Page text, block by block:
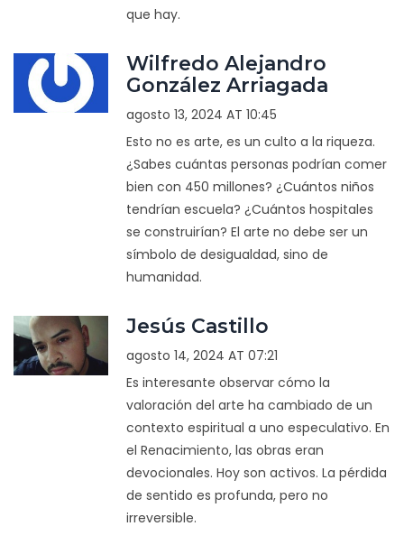
que hay.
Wilfredo Alejandro
González Arriagada
agosto 13, 2024 AT 10:45
Esto no es arte, es un culto a la riqueza.
¿Sabes cuántas personas podrían comer
bien con 450 millones? ¿Cuántos niños
tendrían escuela? ¿Cuántos hospitales
se construirían? El arte no debe ser un
símbolo de desigualdad, sino de
humanidad.
Jesús Castillo
agosto 14, 2024 AT 07:21
Es interesante observar cómo la
valoración del arte ha cambiado de un
contexto espiritual a uno especulativo. En
el Renacimiento, las obras eran
devocionales. Hoy son activos. La pérdida
de sentido es profunda, pero no
irreversible.